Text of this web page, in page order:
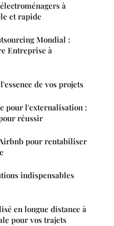
à
et rapide
Mondial :
Entreprise à
de vos projets
pour l'externalisation :
réussir
pour rentabiliser
indispensables
en longue distance à
pour vos trajets